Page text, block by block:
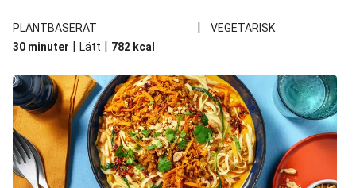
PLANTBASERAT |
VEGETARISK
30 minuter | Lätt | 782 kcal